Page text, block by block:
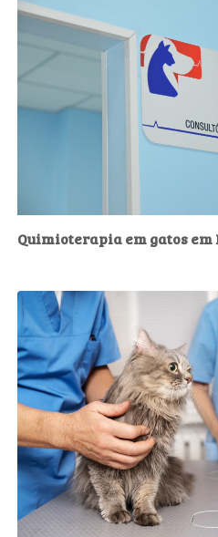
Quimioterapia em gatos em